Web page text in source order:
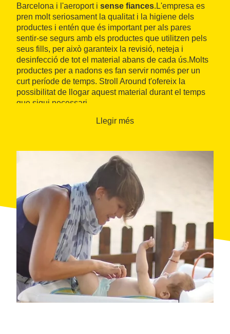
Barcelona i l'aeroport i sense fiances.L'empresa es
pren molt seriosament la qualitat i la higiene dels
productes i entén que és important per als pares
sentir-se segurs amb els productes que utilitzen pels
seus fills, per això garanteix la revisió, neteja i
desinfecció de tot el material abans de cada ús.Molts
productes per a nadons es fan servir només per un
curt període de temps. Stroll Around t'ofereix la
possibilitat de llogar aquest material durant el temps
que sigui necessari.
Llegir més